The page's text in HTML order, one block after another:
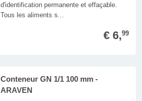
d'identification permanente et effaçable.
Tous les aliments s...
€ 6,99
Conteneur GN 1/1 100 mm -
ARAVEN